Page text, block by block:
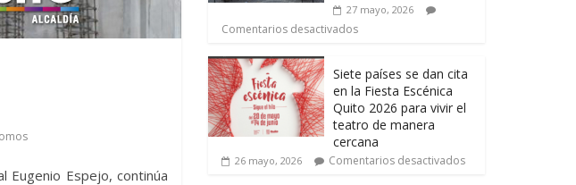
Eugenio Espejo, continúa
27 mayo, 2026
Comentarios desactivados
Siete países se dan cita
en la Fiesta Escénica
Quito 2026 para vivir el
teatro de manera
cercana
26 mayo, 2026 Comentarios desactivados